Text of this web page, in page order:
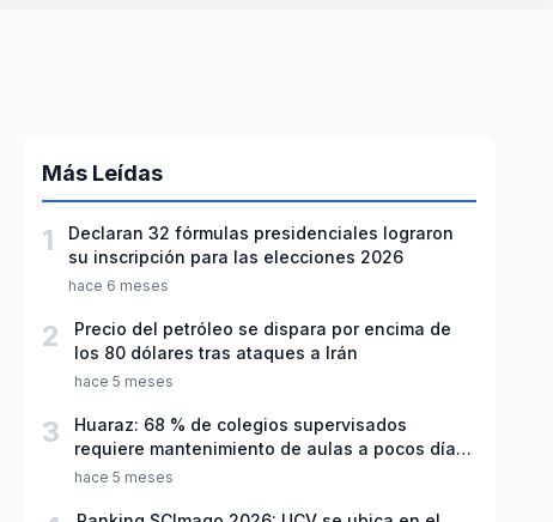
Más Leídas
1
Declaran 32 fórmulas presidenciales lograron
su inscripción para las elecciones 2026
hace 6 meses
2
Precio del petróleo se dispara por encima de
los 80 dólares tras ataques a Irán
hace 5 meses
3
Huaraz: 68 % de colegios supervisados
requiere mantenimiento de aulas a pocos días
de inicio del año escolar 2026
hace 5 meses